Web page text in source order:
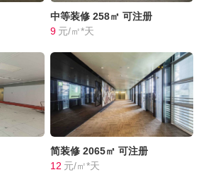
中等装修 258㎡ 可注册
9 元/㎡*天
简装修 2065㎡ 可注册
12 元/㎡*天